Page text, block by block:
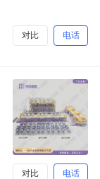
对比 电话
对比 电话